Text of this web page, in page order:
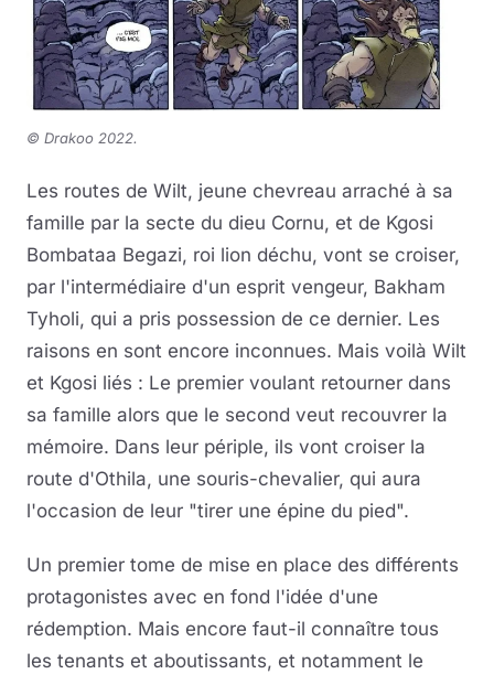
© Drakoo 2022.
Les routes de Wilt, jeune chevreau arraché à sa
famille par la secte du dieu Cornu, et de Kgosi
Bombataa Begazi, roi lion déchu, vont se croiser,
par l'intermédiaire d'un esprit vengeur, Bakham
Tyholi, qui a pris possession de ce dernier. Les
raisons en sont encore inconnues. Mais voilà Wilt
et Kgosi liés : Le premier voulant retourner dans
sa famille alors que le second veut recouvrer la
mémoire. Dans leur périple, ils vont croiser la
route d'Othila, une souris-chevalier, qui aura
l'occasion de leur "tirer une épine du pied".
Un premier tome de mise en place des différents
protagonistes avec en fond l'idée d'une
rédemption. Mais encore faut-il connaître tous
les tenants et aboutissants, et notamment le